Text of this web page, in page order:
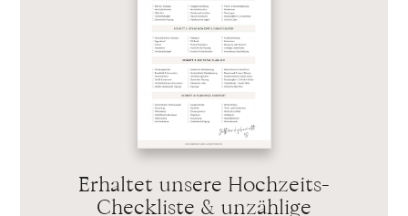
Erhaltet unsere Hochzeits-
Checkliste & unzählige